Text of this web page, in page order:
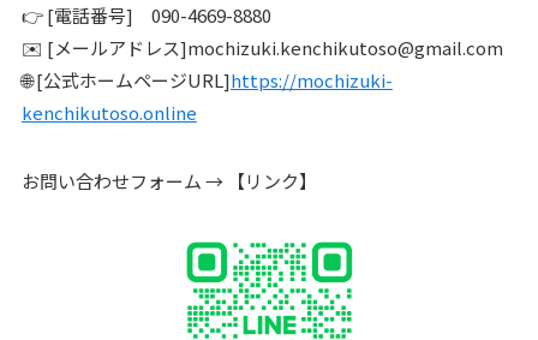
👉 [電話番号] 090-4669-8880
✉️ [メールアドレス]mochizuki.kenchikutoso@gmail.com
🌐 [公式ホームページURL]https://mochizuki-
kenchikutoso.online
お問い合わせフォーム → 【リンク】